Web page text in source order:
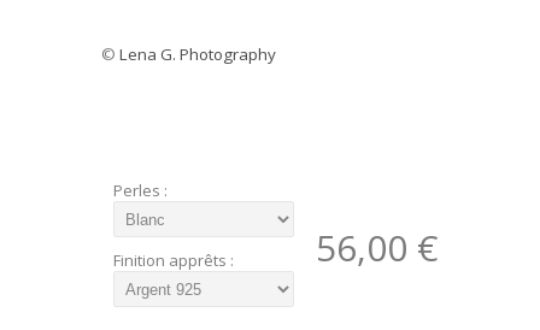
© Lena G. Photography
Perles :
Finition apprêts : 56,00 €